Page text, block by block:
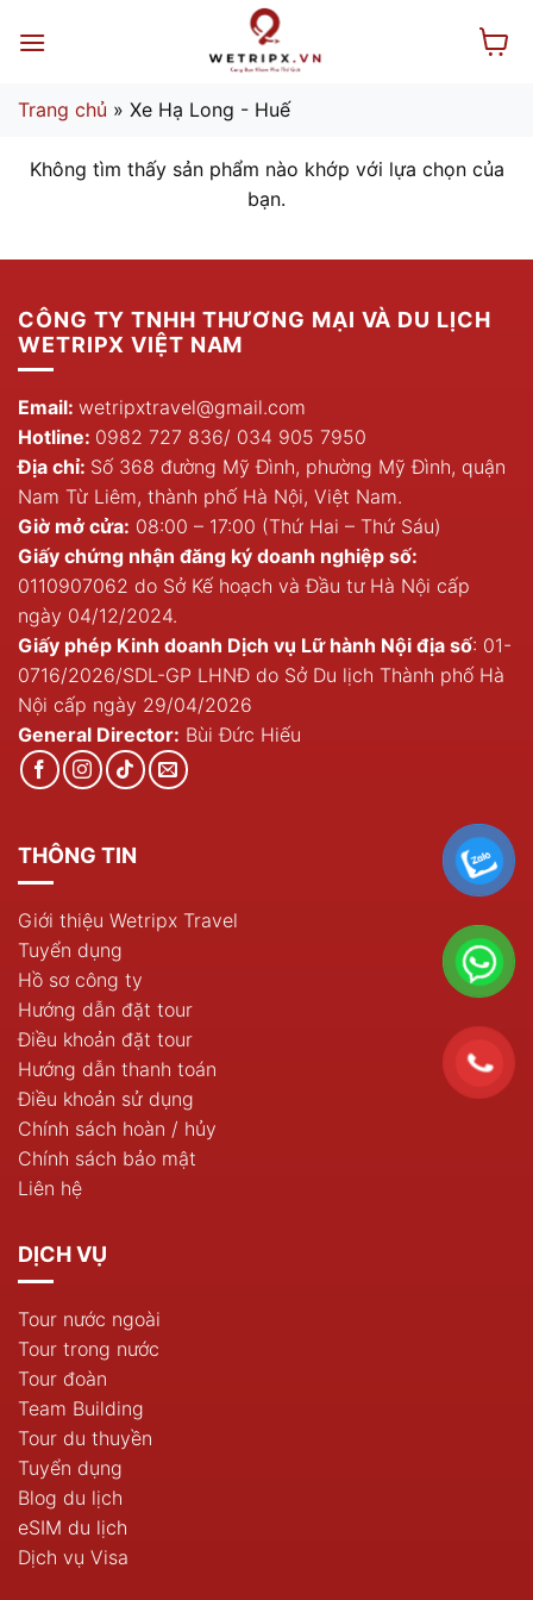
qua
dung
Trang chủ » Xe Hạ Long - Huế
Không tìm thấy sản phẩm nào khớp với lựa chọn của
bạn.
CÔNG TY TNHH THƯƠNG MẠI VÀ DU LỊCH
WETRIPX VIỆT NAM
Email: wetripxtravel@gmail.com
Hotline: 0982 727 836/ 034 905 7950
Địa chỉ: Số 368 đường Mỹ Đình, phường Mỹ Đình, quận
Nam Từ Liêm, thành phố Hà Nội, Việt Nam.
Giờ mở cửa: 08:00 – 17:00 (Thứ Hai – Thứ Sáu)
Giấy chứng nhận đăng ký doanh nghiệp số:
0110907062 do Sở Kế hoạch và Đầu tư Hà Nội cấp
ngày 04/12/2024.
Giấy phép Kinh doanh Dịch vụ Lữ hành Nội địa số: 01-
0716/2026/SDL-GP LHNĐ do Sở Du lịch Thành phố Hà
Nội cấp ngày 29/04/2026
General Director: Bùi Đức Hiếu
THÔNG TIN
Giới thiệu Wetripx Travel
Tuyển dụng
Hồ sơ công ty
Hướng dẫn đặt tour
Điều khoản đặt tour
Hướng dẫn thanh toán
Điều khoản sử dụng
Chính sách hoàn / hủy
Chính sách bảo mật
Liên hệ
DỊCH VỤ
Tour nước ngoài
Tour trong nước
Tour đoàn
Team Building
Tour du thuyền
Tuyển dụng
Blog du lịch
eSIM du lịch
Dịch vụ Visa